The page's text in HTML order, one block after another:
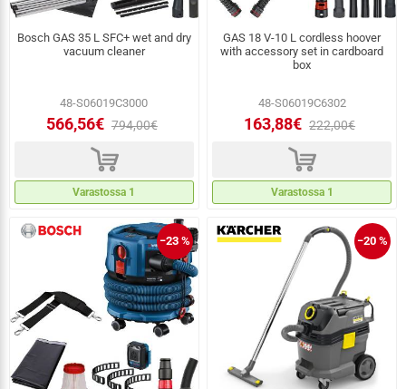
Bosch GAS 35 L SFC+ wet and dry
vacuum cleaner
48-S06019C3000
566,56€ 794,00€
d
Varastossa 1
GAS 18 V-10 L cordless hoover
with accessory set in cardboard
box
48-S06019C6302
163,88€ 222,00€
d
Varastossa 1
−23 % −20 %